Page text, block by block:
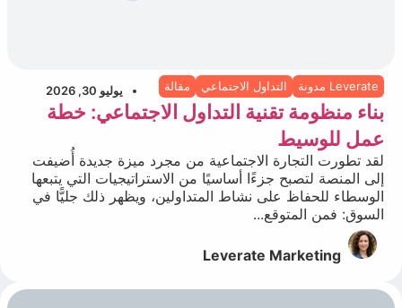
Leverate مدونة التداول الاجتماعي مقالة يوليو 30, 2026
بناء منظومة تقنية التداول الاجتماعي: خطة
عمل للوسيط
لقد تطورت التجارة الاجتماعية من مجرد ميزة جديدة أُضيفت
إلى المنصة لتصبح جزءًا أساسيًا من الاستراتيجيات التي يتبعها
الوسطاء للحفاظ على نشاط المتداولين، ويظهر ذلك جليًّا في
السوق: فمن المتوقع...
Leverate Marketing